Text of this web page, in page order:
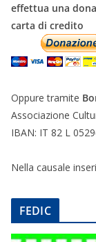
effettua una
carta di credito
Oppure tramite
Associazione
IBAN: IT 82 L
Nella causale
FEDIC